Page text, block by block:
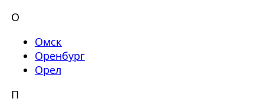
О
Омск
Оренбург
Орел
П